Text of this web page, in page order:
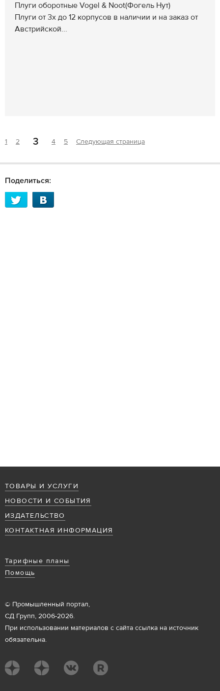
Плуги оборотные Vogel & Noot(Фогель Нут)
Плуги от 3х до 12 корпусов в наличии и на заказ от
Австрийской...
1 2 3 4 5 Следующая страница
Поделиться:
ТОВАРЫ И УСЛУГИ
НОВОСТИ И СОБЫТИЯ
ИЗДАТЕЛЬСТВО
КОНТАКТНАЯ ИНФОРМАЦИЯ
Тарифные планы
Помощь
© Промышленный портал,
СД Групп, 2006-2026.
При использовании материалов с сайта ссылка на источник
обязательна.